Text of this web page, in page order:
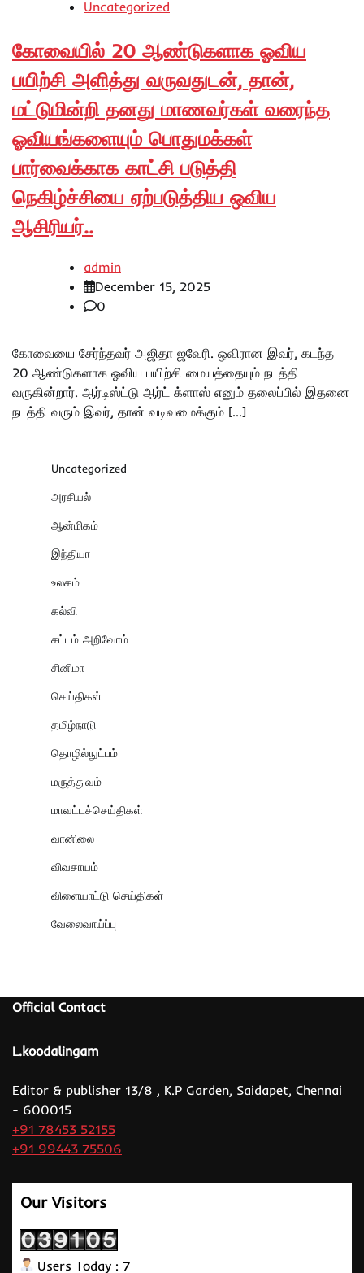
Uncategorized
கோவையில் 20 ஆண்டுகளாக ஓவிய
பயிற்சி அளித்து வருவதுடன், தான்,
மட்டுமின்றி தனது மாணவர்கள் வரைந்த
ஓவியங்களையும் பொதுமக்கள்
பார்வைக்காக காட்சி படுத்தி
நெகிழ்ச்சியை ஏற்படுத்திய ஒவிய
ஆசிரியர்..
admin
December 15, 2025
0
கோவையை சேர்ந்தவர் அஜிதா ஜவேரி. ஒவிரான இவர், கடந்த
20 ஆண்டுகளாக ஓவிய பயிற்சி மையத்தையும் நடத்தி
வருகின்றார். ஆர்டிஸ்ட்டு ஆர்ட் க்ளாஸ் எனும் தலைப்பில் இதனை
நடத்தி வரும் இவர், தான் வடிவமைக்கும் […]
Uncategorized
அரசியல்
ஆன்மிகம்
இந்தியா
உலகம்
கல்வி
சட்டம் அறிவோம்
சினிமா
செய்திகள்
தமிழ்நாடு
தொழில்நுட்பம்
மருத்துவம்
மாவட்டச்செய்திகள்
வானிலை
விவசாயம்
விளையாட்டு செய்திகள்
வேலைவாய்ப்பு
Official Contact
L.koodalingam
Editor & publisher 13/8 , K.P Garden, Saidapet, Chennai
- 600015
+91 78453 52155
+91 99443 75506
Our Visitors
Users Today : 7